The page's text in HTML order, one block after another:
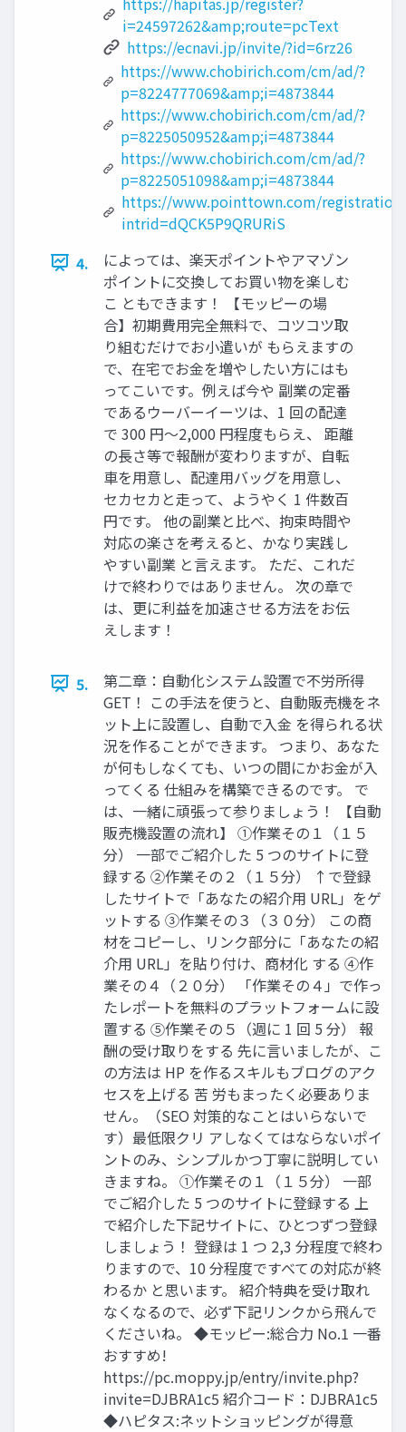
i=24597262&amp;route=pcText
https://ecnavi.jp/invite/?id=6rz26
https://www.chobirich.com/cm/ad/?
p=8224777069&amp;i=4873844
https://www.chobirich.com/cm/ad/?
p=8225050952&amp;i=4873844
https://www.chobirich.com/cm/ad/?
p=8225051098&amp;i=4873844
https://www.pointtown.com/
intrid=dQCK5P9QRURiS
4.
によっては、楽天ポイントやアマゾン
ポイントに交換してお買い物を楽しむ
こ ともできます！ 【モッピーの場
合】初期費用完全無料で、コツコツ取
り組むだけでお小遣いが もらえますの
で、在宅でお金を増やしたい方にはも
ってこいです。例えば今や 副業の定番
であるウーバーイーツは、1 回の配達
で 300 円〜2,000 円程度もらえ、 距離
の長さ等で報酬が変わりますが、自転
車を用意し、配達用バッグを用意し、
セカセカと走って、ようやく 1 件数百
円です。 他の副業と比べ、拘束時間や
対応の楽さを考えると、かなり実践し
やすい副業 と言えます。 ただ、これだ
けで終わりではありません。 次の章で
は、更に利益を加速させる方法をお伝
えします！
5.
第二章：自動化システム設置で不労所得
GET！ この手法を使うと、自動販売機をネ
ット上に設置し、自動で入金 を得られる状
況を作ることができます。 つまり、あなた
が何もしなくても、いつの間にかお金が入
ってくる 仕組みを構築できるのです。 で
は、一緒に頑張って参りましょう！ 【自動
販売機設置の流れ】 ①作業その１（１５
分） 一部でご紹介した 5 つのサイトに登
録する ②作業その２（１５分） ↑で登録
したサイトで「あなたの紹介用 URL」をゲ
ットする ③作業その３（３０分） この商
材をコピーし、リンク部分に「あなたの紹
介用 URL」を貼り付け、商材化 する ④作
業その４（２０分） 「作業その４」で作っ
たレポートを無料のプラットフォームに設
置する ⑤作業その５（週に 1 回 5 分） 報
酬の受け取りをする 先に言いましたが、こ
の方法は HP を作るスキルもブログのアク
セスを上げる 苦 労もまったく必要ありま
せん。（SEO 対策的なことはいらないで
す）最低限クリ アしなくてはならないポイ
ントのみ、シンプルかつ丁寧に説明してい
きますね。 ①作業その１（１５分） 一部
でご紹介した 5 つのサイトに登録する 上
で紹介した下記サイトに、ひとつずつ登録
しましょう！ 登録は 1 つ 2,3 分程度で終わ
りますので、10 分程度ですべての対応が終
わるか と思います。 紹介特典を受け取れ
なくなるので、必ず下記リンクから飛んで
くださいね。 ◆モッピー:総合力 No.1 一番
おすすめ!
https://pc.moppy.jp/entry/invite.php?
invite=DJBRA1c5 紹介コード：DJBRA1c5
◆ハピタス:ネットショッピングが得意